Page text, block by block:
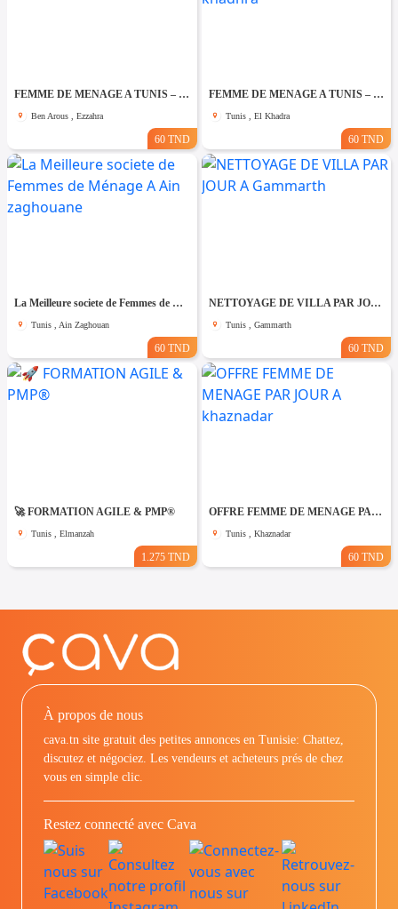
FEMME DE MENAGE A TUNIS – PAR JOUR A Ezzahra
Ben Arous , Ezzahra
60 TND
FEMME DE MENAGE A TUNIS – PAR JOUR A El khadhra
Tunis , El Khadra
60 TND
La Meilleure societe de Femmes de Ménage A Ain zaghouane
Tunis , Ain Zaghouan
60 TND
NETTOYAGE DE VILLA PAR JOUR A Gammarth
Tunis , Gammarth
60 TND
🚀 FORMATION AGILE & PMP®
Tunis , Elmanzah
1.275 TND
OFFRE FEMME DE MENAGE PAR JOUR A khaznadar
Tunis , Khaznadar
60 TND
À propos de nous
cava.tn site gratuit des petites annonces en Tunisie: Chattez,
discutez et négociez. Les vendeurs et acheteurs prés de chez
vous en simple clic.
Restez connecté avec Cava